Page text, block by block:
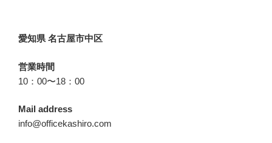
愛知県 名古屋市中区
営業時間
10：00〜18：00
Mail address
info@officekashiro.com